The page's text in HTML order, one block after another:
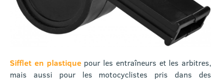
Sifflet en plastiquepour les entraîneurs et les arbitres,
mais aussi pour les motocyclistes pris dans des